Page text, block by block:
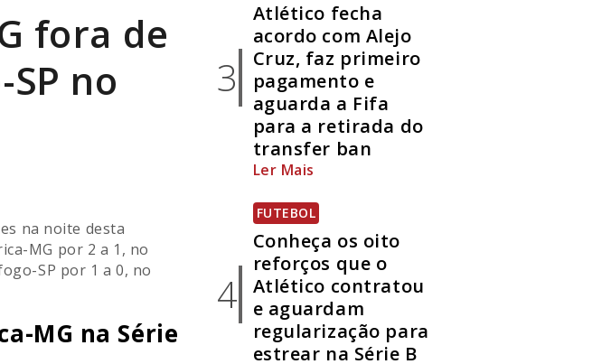
fora de
no
na noite desta
MG por 2 a 1, no
SP por 1 a 0, no
MG na Série
3
Atlético fecha
acordo com Alejo
Cruz, faz primeiro
pagamento e
aguarda a Fifa
para a retirada do
transfer ban
Ler Mais
4
FUTEBOL
Conheça os oito
reforços que o
Atlético contratou
e aguardam
regularização para
estrear na Série B